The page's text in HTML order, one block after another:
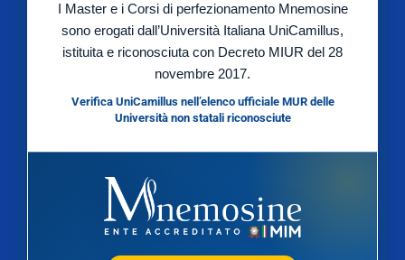
I Master e i Corsi di perfezionamento Mnemosine
sono erogati dall’Università Italiana UniCamillus,
istituita e riconosciuta con Decreto MIUR del 28
novembre 2017.
Verifica UniCamillus nell’elenco ufficiale MUR delle
Università non statali riconosciute